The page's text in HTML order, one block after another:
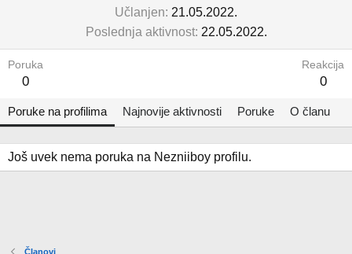
Učlanjen 21.05.2022.
Poslednja aktivnost 22.05.2022.
Poruka
0
Reakcija
0
Poruke na profilima Najnovije aktivnosti Poruke O članu
Još uvek nema poruka na Nezniiboy profilu.
Članovi